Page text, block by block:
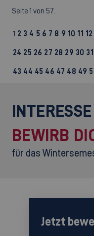
Seite 1 von 57.
1 2 3 4 5 6 7 8 9 10 11 12
24 25 26 27 28 29 30 31
43 44 45 46 47 48 49
BEWIRB
für das
Jetzt